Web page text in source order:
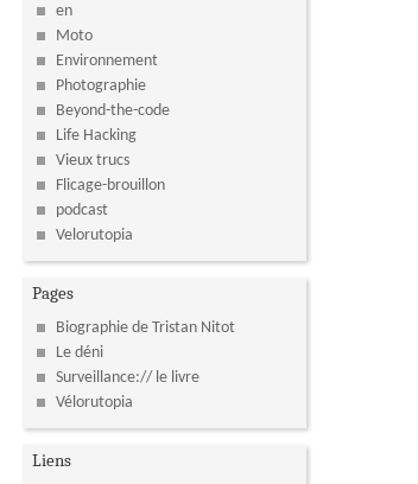
en
Moto
Environnement
Photographie
Beyond-the-code
Life Hacking
Vieux trucs
Flicage-brouillon
podcast
Velorutopia
Pages
Biographie de Tristan Nitot
Le déni
Surveillance:// le livre
Vélorutopia
Liens